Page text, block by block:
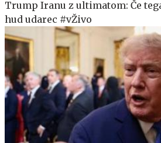
Trump Iranu z ultimatom: Če
hud udarec #vŽivo